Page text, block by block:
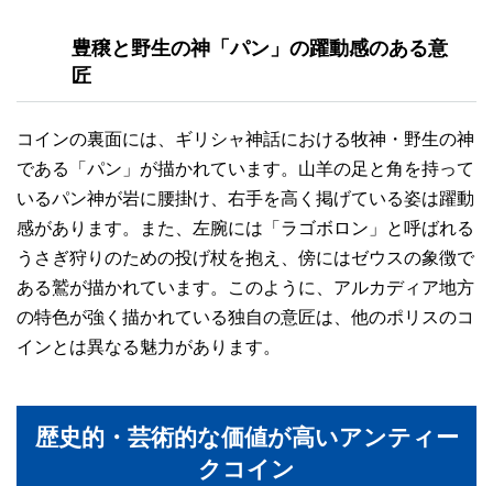
豊穣と野生の神「パン」の躍動感のある意
匠
コインの裏面には、ギリシャ神話における牧神・野生の神
である「パン」が描かれています。山羊の足と角を持って
いるパン神が岩に腰掛け、右手を高く掲げている姿は躍動
感があります。また、左腕には「ラゴボロン」と呼ばれる
うさぎ狩りのための投げ杖を抱え、傍にはゼウスの象徴で
ある鷲が描かれています。このように、アルカディア地方
の特色が強く描かれている独自の意匠は、他のポリスのコ
インとは異なる魅力があります。
歴史的・芸術的な価値が高いアンティー
クコイン